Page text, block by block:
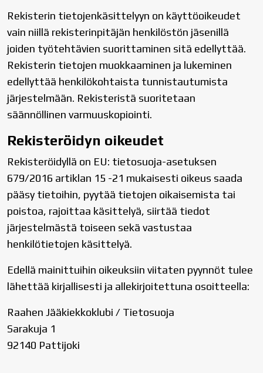
Rekisterin tietojenkäsittelyyn on käyttöoikeudet
vain niillä rekisterinpitäjän henkilöstön jäsenillä
joiden työtehtävien suorittaminen sitä edellyttää.
Rekisterin tietojen muokkaaminen ja lukeminen
edellyttää henkilökohtaista tunnistautumista
järjestelmään. Rekisteristä suoritetaan
säännöllinen varmuuskopiointi.
Rekisteröidyn oikeudet
Rekisteröidyllä on EU: tietosuoja-asetuksen
679/2016 artiklan 15 -21 mukaisesti oikeus saada
pääsy tietoihin, pyytää tietojen oikaisemista tai
poistoa, rajoittaa käsittelyä, siirtää tiedot
järjestelmästä toiseen sekä vastustaa
henkilötietojen käsittelyä.
Edellä mainittuihin oikeuksiin viitaten pyynnöt tulee
lähettää kirjallisesti ja allekirjoitettuna osoitteella:
Raahen Jääkiekkoklubi / Tietosuoja
Sarakuja 1
92140 Pattijoki